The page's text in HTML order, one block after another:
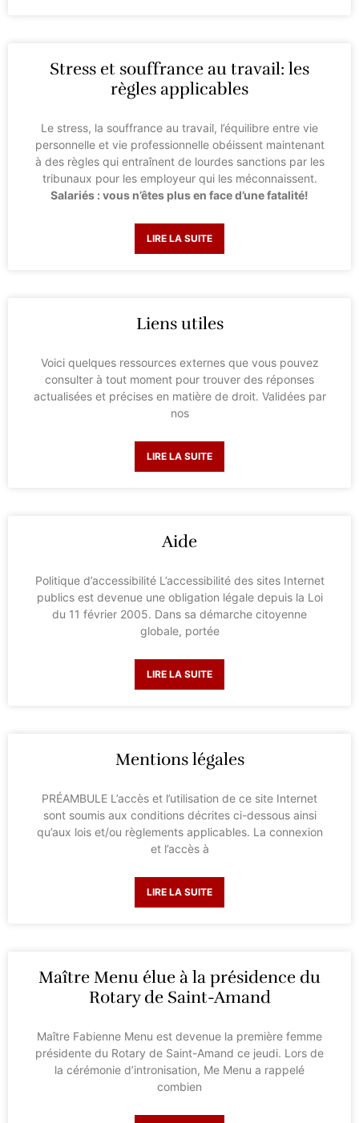
Stress et souffrance au travail: les
règles applicables
Le stress, la souffrance au travail, l’équilibre entre vie
personnelle et vie professionnelle obéissent maintenant
à des règles qui entraînent de lourdes sanctions par les
tribunaux pour les employeur qui les méconnaissent.
Salariés : vous n’êtes plus en face d’une fatalité!
LIRE LA SUITE
Liens utiles
Voici quelques ressources externes que vous pouvez
consulter à tout moment pour trouver des réponses
actualisées et précises en matière de droit. Validées par
nos
LIRE LA SUITE
Aide
Politique d’accessibilité L’accessibilité des sites Internet
publics est devenue une obligation légale depuis la Loi
du 11 février 2005. Dans sa démarche citoyenne
globale, portée
LIRE LA SUITE
Mentions légales
PRÉAMBULE L’accès et l’utilisation de ce site Internet
sont soumis aux conditions décrites ci-dessous ainsi
qu’aux lois et/ou règlements applicables. La connexion
et l’accès à
LIRE LA SUITE
Maître Menu élue à la présidence du
Rotary de Saint-Amand
Maître Fabienne Menu est devenue la première femme
présidente du Rotary de Saint-Amand ce jeudi. Lors de
la cérémonie d’intronisation, Me Menu a rappelé
combien